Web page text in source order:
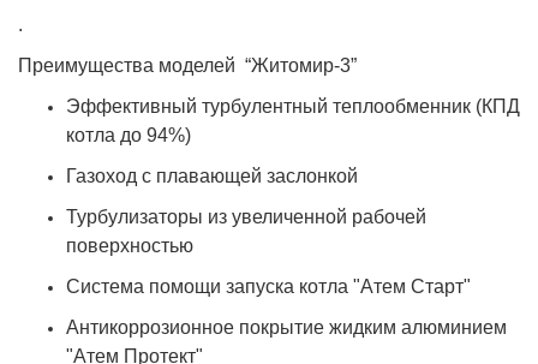
.
Преимущества моделей “Житомир-3”
Эффективный турбулентный теплообменник (КПД
котла до 94%)
Газоход с плавающей заслонкой
Турбулизаторы из увеличенной рабочей
поверхностью
Система помощи запуска котла "Атем Старт"
Антикоррозионное покрытие жидким алюминием
"Атем Протект"